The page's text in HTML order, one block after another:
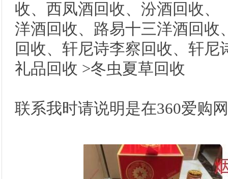
收、西凤酒回收、汾酒回收、
洋酒回收、路易十三洋酒回收
回收、轩尼诗李察回收、轩尼
礼品回收 >冬虫夏草回收
联系我时请说明是在360爱购